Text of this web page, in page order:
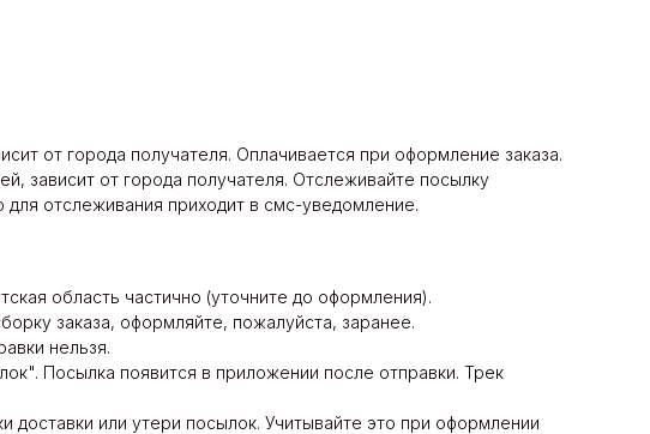
от города получателя. Оплачивается при оформление заказа.
зависит от города получателя. Отслеживайте посылку
отслеживания приходит в смс-уведомление.
область частично (уточните до оформления).
заказа, оформляйте, пожалуйста, заранее.
нельзя.
Посылка появится в приложении после отправки. Трек
доставки или утери посылок. Учитывайте это при оформлении